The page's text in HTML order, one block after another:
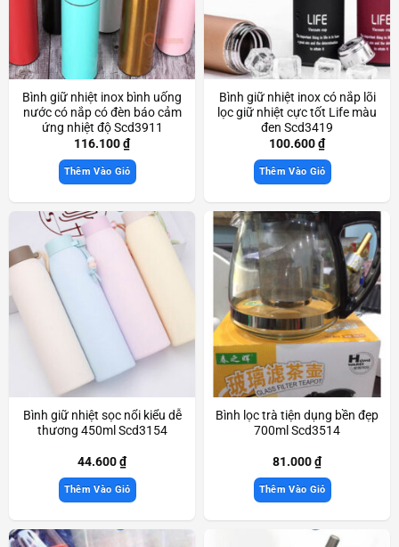
Bình giữ nhiệt inox bình uống
nước có nắp có đèn báo cảm
ứng nhiệt độ Scd3911
116.100₫
Thêm Vào Giỏ
Bình giữ nhiệt inox có nắp lõi
lọc giữ nhiệt cực tốt Life màu
đen Scd3419
100.600₫
Thêm Vào Giỏ
Bình giữ nhiệt sọc nổi kiểu dễ
thương 450ml Scd3154
44.600₫
Thêm Vào Giỏ
Bình lọc trà tiện dụng bền đẹp
700ml Scd3514
81.000₫
Thêm Vào Giỏ